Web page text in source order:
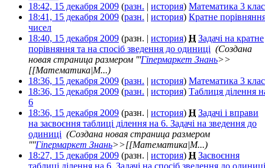
18:42, 15 декабря 2009 (разн. | история) Математика 3 клас
18:41, 15 декабря 2009 (разн. | история) Кратне
чисел
18:40, 15 декабря 2009 (разн. | история) Н Задачі на кратне
порівняння та на спосіб зведення до одиниці (Создана
новая страница размером '''Гіпермаркет Знань>>
[[Математика|М...)
18:36, 15 декабря 2009 (разн. | история) Математика 3 клас
18:36, 15 декабря 2009 (разн. | история) Таблиця ділення
6
18:36, 15 декабря 2009 (разн. | история) Н Задачі і вправи
на засвоєння таблиці ділення на 6. Задачі на зведення до
одиниці (Создана новая страница размером
''''Гіпермаркет Знань>>[[Математика|М...)
18:27, 15 декабря 2009 (разн. | история) Н Засвоєння
таблиці ділення на 6. Задачі на спосіб зведення до одиниці